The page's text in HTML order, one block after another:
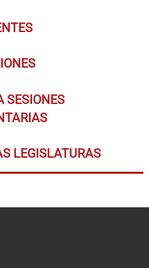
SESIONES
LEGISLATURAS